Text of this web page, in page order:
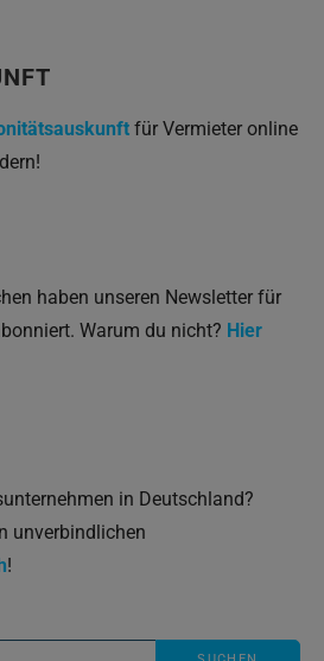
für Vermieter online
haben unseren Newsletter für
Warum du nicht? Hier
in Deutschland?
unverbindlichen
!